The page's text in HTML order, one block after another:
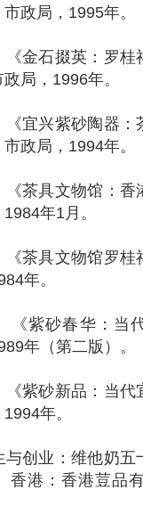
政局，1995年。
《金石掇英：罗桂
局，1996年。
《宜兴紫砂陶器：
政局，1994年。
茶具文物馆：香
年1月。
《茶具文物馆罗桂
年。
《紫砂春华：当
年（第二版）。
紫砂新品：当代
年。
与创业：维他奶五
香港：香港荳品